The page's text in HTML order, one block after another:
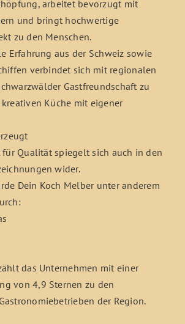
arbeitet bevorzugt mit
und bringt hochwertige
zu den Menschen.
Erfahrung aus der Schweiz sowie
verbindet sich mit regionalen
Gastfreundschaft zu
Küche mit eigener
für Qualität spiegelt sich auch in den
wider.
Dein Koch Melber unter anderem
das Unternehmen mit einer
von 4,9 Sternen zu den
der Region.